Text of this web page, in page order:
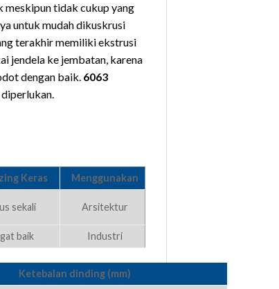
tidak cukup yang
untuk mudah dikuskrusi
terakhir memiliki ekstrusi
jendela ke jembatan, karena
dengan baik. 6063
Keras Menggunakan
sekali Arsitektur
baik Industri
Ketebalan dinding (mm)